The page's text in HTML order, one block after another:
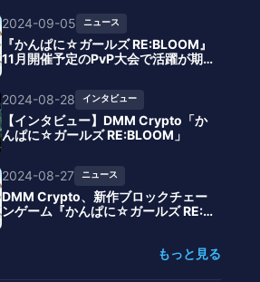
ェーンゲーム関連展示レポート
2024-09-05 ニュース
『かんぱに☆ガールズ RE:BLOOM』
11月開催予定のPvP大会で活躍が期
待されるプルーデンス・レノンのNF
2024-08-28 インタビュー
【インタビュー】DMM Crypto「か
んぱに☆ガールズ RE:BLOOM」
2024-08-27 ニュース
DMM Crypto、新作ブロックチェー
ンゲーム『かんぱに☆ガールズ RE:B
LOOM』のNFT販売とPvP大会を発
もっと見る